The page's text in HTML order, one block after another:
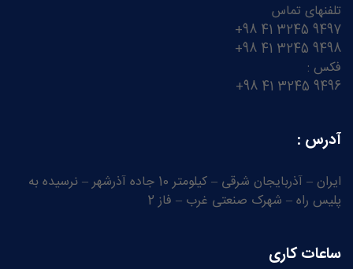
تلفنهای تماس
9497 3245 41 98+
9498 3245 41 98+
فکس :
9496 3245 41 98+
آدرس :
ایران – آذربایجان شرقی – کیلومتر 10 جاده آذرشهر – نرسیده به
پلیس راه – شهرک صنعتی غرب – فاز 2
ساعات کاری